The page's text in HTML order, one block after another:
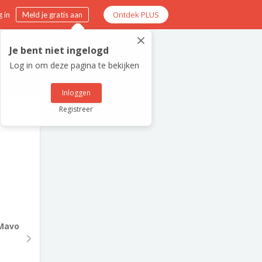
in Meld je gratis aan Ontdek PLUS
×
Je bent niet ingelogd
Log in om deze pagina te bekijken
Inloggen
Registreer